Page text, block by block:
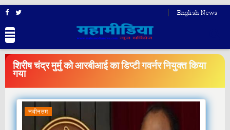
English News
BREAKINGNEWS
शिरीष चंद्र मुर्मु को आरबीआई का डिप्टी गवर्नर नियुक्त किया
गया
नवीनतम